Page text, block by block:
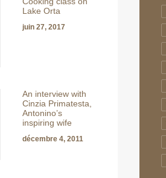
Lake Orta
juin 27, 2017
An interview with
Cinzia Primatesta,
Antonino’s
inspiring wife
décembre 4, 2011